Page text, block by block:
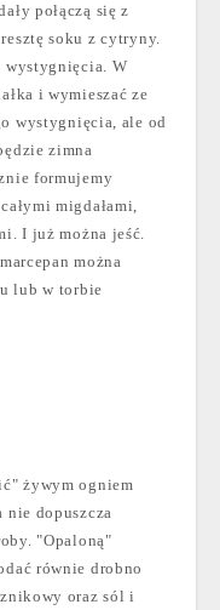
połączą się z
soku z cytryny.
wystygnięcia. W
i wymieszać ze
wystygnięcia, ale od
zimna
formujemy
migdałami,
I już można jeść.
można
lub w torbie
żywym ogniem
nie dopuszcza
"Opaloną"
równie drobno
oraz sól i